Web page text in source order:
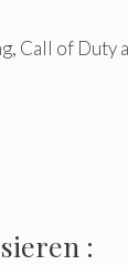
Call of Duty
: